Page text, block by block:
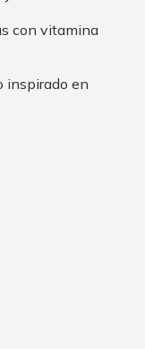
con vitamina
inspirado en